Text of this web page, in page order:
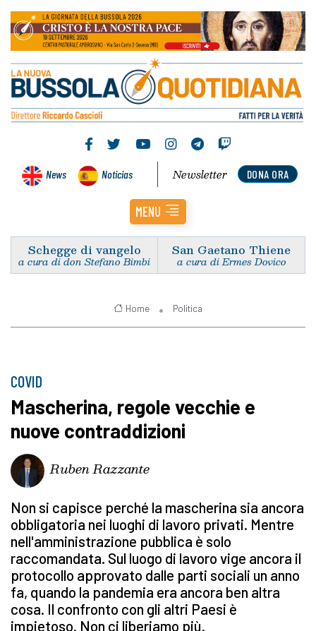
News Noticias DONA ORA
Newsletter
MENU
Schegge di vangelo
a cura di don Stefano Bimbi
San Gaetano Thiene
a cura di Ermes Dovico
Home Politica
COVID
Mascherina, regole vecchie e
nuove contraddizioni
Ruben Razzante
Non si capisce perché la mascherina sia ancora
obbligatoria nei luoghi di lavoro privati. Mentre
nell'amministrazione pubblica è solo
raccomandata. Sul luogo di lavoro vige ancora il
protocollo approvato dalle parti sociali un anno
fa, quando la pandemia era ancora ben altra
cosa. Il confronto con gli altri Paesi è
impietoso. Non ci liberiamo più.